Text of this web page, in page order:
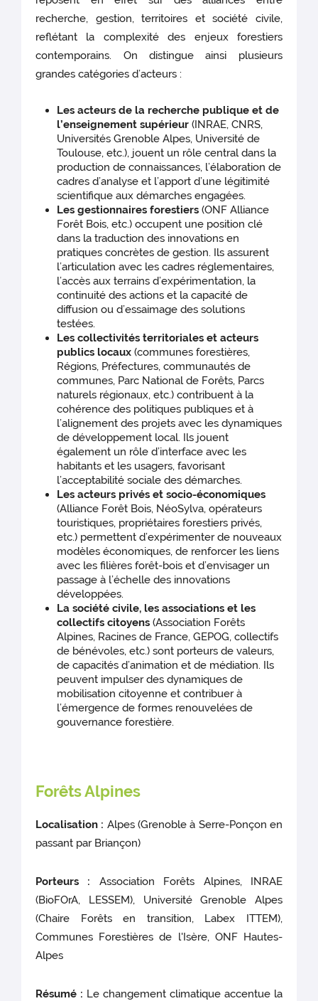
recherche, gestion, territoires et société civile,
reflétant la complexité des enjeux forestiers
contemporains. On distingue ainsi plusieurs
grandes catégories d’acteurs :
Les acteurs de la recherche publique et de
l’enseignement supérieur (INRAE, CNRS,
Universités Grenoble Alpes, Université de
Toulouse, etc.), jouent un rôle central dans la
production de connaissances, l’élaboration de
cadres d’analyse et l’apport d’une légitimité
scientifique aux démarches engagées.
Les gestionnaires forestiers(ONF Alliance
Forêt Bois, etc.) occupent une position clé
dans la traduction des innovations en
pratiques concrètes de gestion. Ils assurent
l’articulation avec les cadres réglementaires,
l’accès aux terrains d’expérimentation, la
continuité des actions et la capacité de
diffusion ou d’essaimage des solutions
testées.
Les collectivités territoriales et acteurs
publics locaux (communes forestières,
Régions, Préfectures, communautés de
communes, Parc National de Forêts, Parcs
naturels régionaux, etc.) contribuent à la
cohérence des politiques publiques et à
l’alignement des projets avec les dynamiques
de développement local. Ils jouent
également un rôle d’interface avec les
habitants et les usagers, favorisant
l’acceptabilité sociale des démarches.
Les acteurs privés et socio-économiques
(Alliance Forêt Bois, NéoSylva, opérateurs
touristiques, propriétaires forestiers privés,
etc.) permettent d’expérimenter de nouveaux
modèles économiques, de renforcer les liens
avec les filières forêt-bois et d’envisager un
passage à l’échelle des innovations
développées.
La société civile, les associations et les
collectifs citoyens (Association Forêts
Alpines, Racines de France, GEPOG, collectifs
de bénévoles, etc.) sont porteurs de valeurs,
de capacités d’animation et de médiation. Ils
peuvent impulser des dynamiques de
mobilisation citoyenne et contribuer à
l’émergence de formes renouvelées de
gouvernance forestière.
Forêts Alpines
Localisation : Alpes (Grenoble à Serre-Ponçon en
passant par Briançon)
Porteurs : Association Forêts Alpines, INRAE
(BioFOrA, LESSEM), Université Grenoble Alpes
(Chaire Forêts en transition, Labex ITTEM),
Communes Forestières de l'Isère, ONF Hautes-
Alpes
Résumé : Le changement climatique accentue la